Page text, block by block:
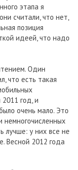
этапа я
считали, что нет,
позиция
идеей, что надо
Один
что есть такая
год, и
очень мало. Это
немногочисленных
лучше: у них все не
Весной 2012 года